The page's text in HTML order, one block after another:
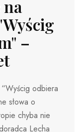
–
odbiera
słowa o
chyba nie
Lecha